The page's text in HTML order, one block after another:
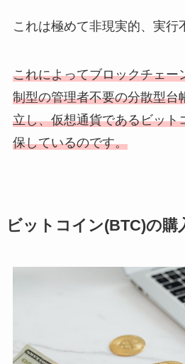
これは極めて非現実的、実行
これによってブロックチェー
制型の管理者不要の分散型台
立し、仮想通貨であるビット
保しているのです。
ビットコイン(BTC)の購